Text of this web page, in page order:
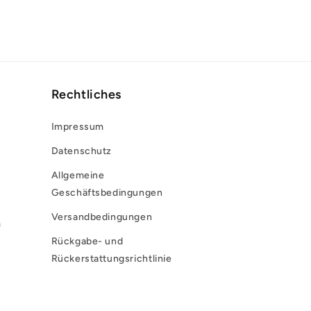
Rechtliches
Impressum
Datenschutz
Allgemeine
Geschäftsbedingungen
Versandbedingungen
Rückgabe- und
Rückerstattungsrichtlinie